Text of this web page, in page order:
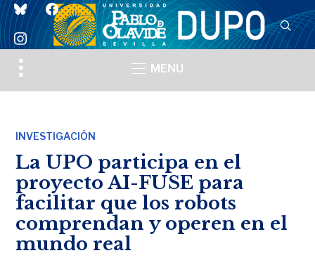
blueskyfacebook
instagram
Toggle
sidebar
MENU
INVESTIGACIÓN
La UPO participa en el
proyecto AI-FUSE para
facilitar que los robots
comprendan y operen en el
mundo real